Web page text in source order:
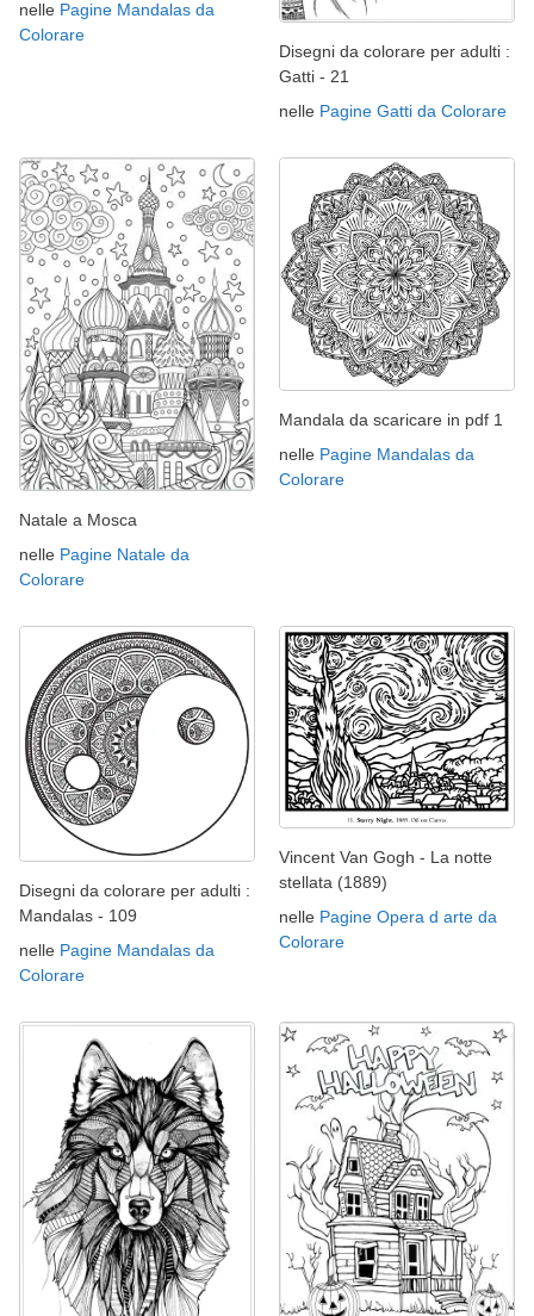
nelle Pagine Mandalas da
Colorare
Disegni da colorare per adulti :
Gatti - 21
nelle Pagine Gatti da Colorare
Natale a Mosca
nelle Pagine Natale da
Colorare
Mandala da scaricare in pdf 1
nelle Pagine Mandalas da
Colorare
Disegni da colorare per adulti :
Mandalas - 109
nelle Pagine Mandalas da
Colorare
Vincent Van Gogh - La notte
stellata (1889)
nelle Pagine Opera d arte da
Colorare